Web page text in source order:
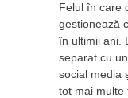
Felul în care
gestionează
în ultimii ani.
separat cu
social media
tot mai multe